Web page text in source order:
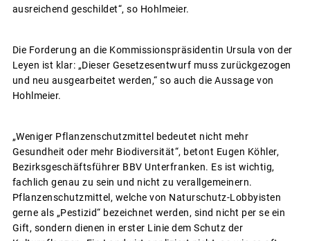
ausreichend geschildet“, so Hohlmeier.
Die Forderung an die Kommissionspräsidentin Ursula von der
Leyen ist klar: „Dieser Gesetzesentwurf muss zurückgezogen
und neu ausgearbeitet werden,“ so auch die Aussage von
Hohlmeier.
„Weniger Pflanzenschutzmittel bedeutet nicht mehr
Gesundheit oder mehr Biodiversität“, betont Eugen Köhler,
Bezirksgeschäftsführer BBV Unterfranken. Es ist wichtig,
fachlich genau zu sein und nicht zu verallgemeinern.
Pflanzenschutzmittel, welche von Naturschutz-Lobbyisten
gerne als „Pestizid“ bezeichnet werden, sind nicht per se ein
Gift, sondern dienen in erster Linie dem Schutz der